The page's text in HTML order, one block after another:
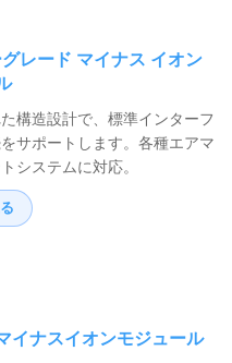
レード マイナス イオン
構造設計で、標準インターフ
サポートします。各種エアマ
システムに対応。
イナスイオンモジュール